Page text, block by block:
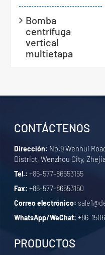
Bomba
centrífuga
vertical
multietapa
CONTÁCTENOS
Dirección: No.9 Wenhui
District, Wenzhou City,
Tel.: +86-577-86553155
Fax: +86-577-86553150
Correo electrónico:
WhatsApp/WeChat: +86-
PRODUCTOS